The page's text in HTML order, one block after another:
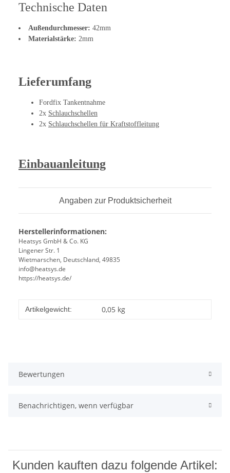
Technische Daten
Außendurchmesser: 42mm
Materialstärke: 2mm
Lieferumfang
Fordfix Tankentnahme
2x Schlauchschellen
2x Schlauchschellen für Kraftstoffleitung
Einbauanleitung
Angaben zur Produktsicherheit
Herstellerinformationen:
Heatsys GmbH & Co. KG
Lingener Str. 1
Wietmarschen, Deutschland, 49835
info@heatsys.de
https://heatsys.de/
Artikelgewicht: 0,05 kg
Bewertungen
Benachrichtigen, wenn verfügbar
Kunden kauften dazu folgende Artikel: